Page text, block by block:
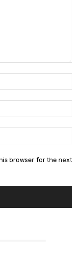
browser for the next